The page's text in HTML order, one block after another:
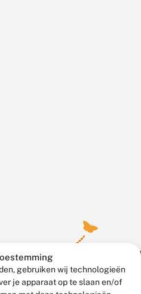
gebruiken wij technologieën
je apparaat op te slaan en/of